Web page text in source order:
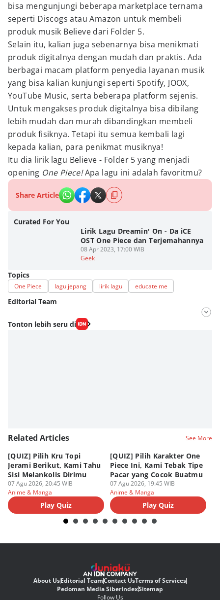
bisa mengunjungi beberapa marketplace ternama
seperti Discogs atau Amazon untuk membeli
produk musik Believe dari Folder 5.
Selain itu, kalian juga sebenarnya bisa menikmati
produk digitalnya dengan mudah dan praktis. Ada
berbagai macam platform penyedia layanan musik
yang bisa kalian kunjungi seperti Spotify, JOOX,
YouTube Music, serta beberapa platform sejenis.
Untuk mengakses produk digitalnya bisa dibilang
lebih mudah dan murah dibandingkan membeli
produk fisiknya. Tetapi itu semua kembali lagi
kepada kalian, para penikmat musiknya!
Itu dia lirik lagu Believe - Folder 5 yang menjadi
opening One Piece!Apa lagu ini adalah favoritmu?
Share Article
Curated For You
Lirik Lagu Dreamin' On - Da iCE
OST One Piece dan Terjemahannya
08 Apr 2023, 17:00 WIB
Geek
Topics
One Piece lagu jepang lirik lagu educate me
Editorial Team
Editor
Fahrul Razi Uni Nurullah
Tonton lebih seru di
Related Articles See More
[QUIZ] Pilih Kru Topi
Jerami Berikut, Kami Tahu
Sisi Melankolis Dirimu
07 Agu 2026, 20:45 WIB
Anime & Manga
Play Quiz
[QUIZ] Pilih Karakter One
Piece Ini, Kami Tebak Tipe
Pacar yang Cocok Buatmu
07 Agu 2026, 19:45 WIB
Anime & Manga
Play Quiz
About UsEditorial TeamContact UsTerms of Services
Pedoman Media SiberIndexSitemap
Follow Us